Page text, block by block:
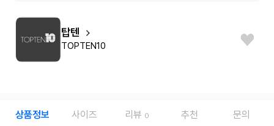
탑텐
TOPTEN10
상품정보 사이즈 리뷰 0 추천 문의